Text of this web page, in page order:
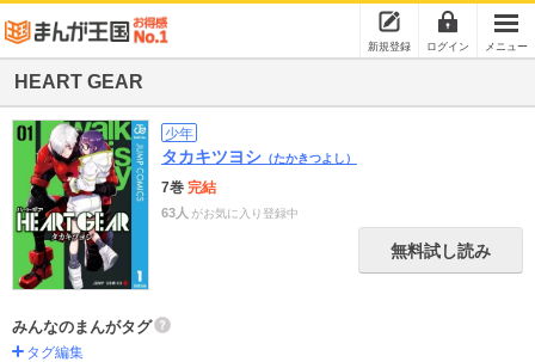
新規登録 ログイン メニュー
HEART GEAR
少年
タカキツヨシ （たかきつよし）
7巻 完結
63人 がお気に入り登録中
無料試し読み
みんなのまんがタグ
タグ編集